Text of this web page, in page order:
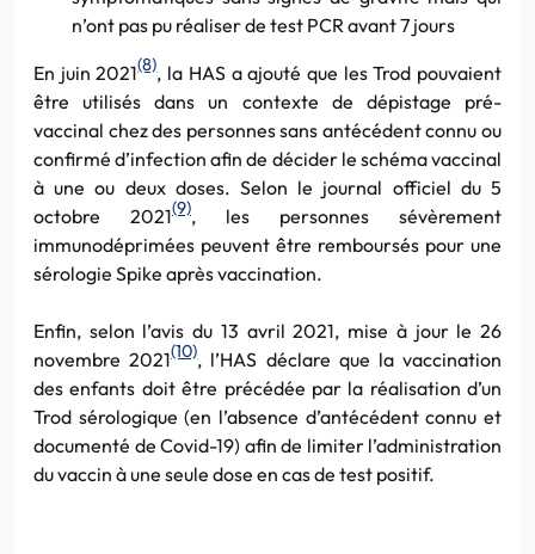
n’ont pas pu réaliser de test PCR avant 7 jours
En juin 2021(8), la HAS a ajouté que les Trod pouvaient
être utilisés dans un contexte de dépistage pré-
vaccinal chez des personnes sans antécédent connu ou
confirmé d’infection afin de décider le schéma vaccinal
à une ou deux doses. Selon le journal officiel du 5
octobre 2021(9), les personnes sévèrement
immunodéprimées peuvent être remboursés pour une
sérologie Spike après vaccination.
Enfin, selon l’avis du 13 avril 2021, mise à jour le 26
novembre 2021(10), l’HAS déclare que la vaccination
des enfants doit être précédée par la réalisation d’un
Trod sérologique (en l’absence d’antécédent connu et
documenté de Covid-19) afin de limiter l’administration
du vaccin à une seule dose en cas de test positif.